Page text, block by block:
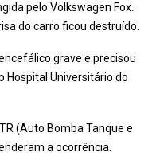
pelo Volkswagen Fox.
do carro ficou destruído.
grave e precisou
Hospital Universitário do
(Auto Bomba Tanque e
a ocorrência.